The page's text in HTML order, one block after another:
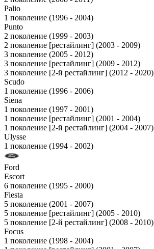
Palio
1 поколение (1996 - 2004)
Punto
2 поколение (1999 - 2003)
2 поколение [рестайлинг] (2003 - 2009)
3 поколение (2005 - 2012)
3 поколение [рестайлинг] (2009 - 2012)
3 поколение [2-й рестайлинг] (2012 - 2020)
Scudo
1 поколение (1996 - 2006)
Siena
1 поколение (1997 - 2001)
1 поколение [рестайлинг] (2001 - 2004)
1 поколение [2-й рестайлинг] (2004 - 2007)
Ulysse
1 поколение (1994 - 2002)
Ford
Escort
6 поколение (1995 - 2000)
Fiesta
5 поколение (2001 - 2007)
5 поколение [рестайлинг] (2005 - 2010)
5 поколение [2-й рестайлинг] (2008 - 2010)
Focus
1 поколение (1998 - 2004)